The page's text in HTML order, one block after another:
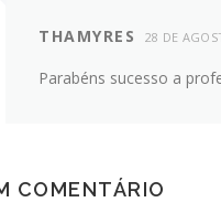
THAMYRES 28 DE
Parabéns sucesso a
COMENTÁRIO